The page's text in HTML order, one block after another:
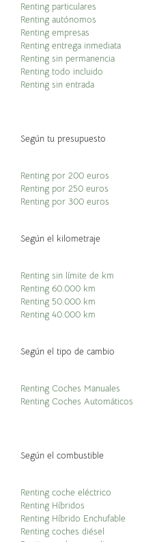
Renting particulares
Renting autónomos
Renting empresas
Renting entrega inmediata
Renting sin permanencia
Renting todo incluido
Renting sin entrada
Según tu presupuesto
Renting por 200 euros
Renting por 250 euros
Renting por 300 euros
Según el kilometraje
Renting sin límite de km
Renting 60.000 km
Renting 50.000 km
Renting 40.000 km
Según el tipo de cambio
Renting Coches Manuales
Renting Coches Automáticos
Según el combustible
Renting coche eléctrico
Renting Híbridos
Renting Híbrido Enchufable
Renting coches diésel